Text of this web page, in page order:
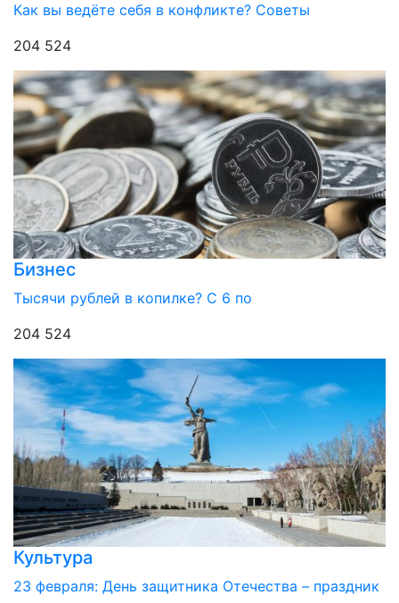
Как вы ведёте себя в конфликте? Советы
204 524
Бизнес
Тысячи рублей в копилке? С 6 по
204 524
Культура
23 февраля: День защитника Отечества – праздник